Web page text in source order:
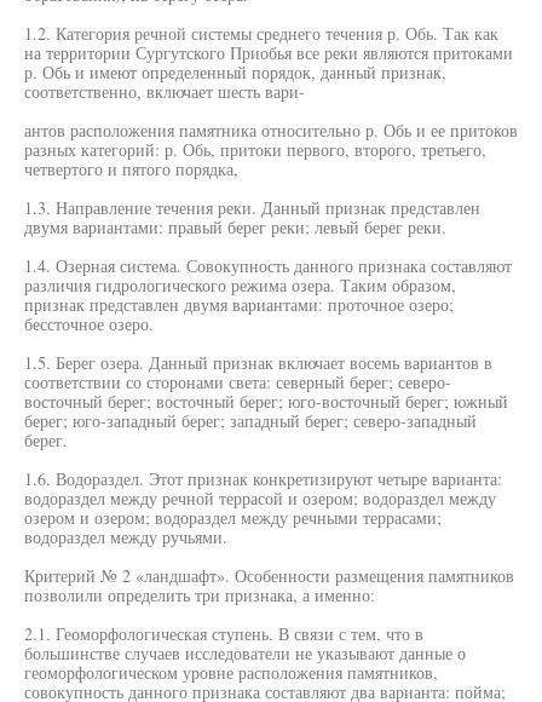
1.2. Категория речной системы среднего течения р. Обь. Так как
на территории Сургутского Приобья все реки являются притоками
р. Обь и имеют определенный порядок, данный признак,
соответственно, включает шесть вари-
антов расположения памятника относительно р. Обь и ее притоков
разных категорий: р. Обь, притоки первого, второго, третьего,
четвертого и пятого порядка,
1.3. Направление течения реки. Данный признак представлен
двумя вариантами: правый берег реки; левый берег реки.
1.4. Озерная система. Совокупность данного признака составляют
различия гидрологического режима озера. Таким образом,
признак представлен двумя вариантами: проточное озеро;
бессточное озеро.
1.5. Берег озера. Данный признак включает восемь вариантов в
соответствии со сторонами света: северный берег; северо-
восточный берег; восточный берег; юго-восточный берег; южный
берег; юго-западный берег; западный берег; северо-западный
берег.
1.6. Водораздел. Этот признак конкретизируют четыре варианта:
водораздел между речной террасой и озером; водораздел между
озером и озером; водораздел между речными террасами;
водораздел между ручьями.
Критерий № 2 «ландшафт». Особенности размещения памятников
позволили определить три признака, а именно:
2.1. Геоморфологическая ступень. В связи с тем, что в
большинстве случаев исследователи не указывают данные о
геоморфологическом уровне расположения памятников,
совокупность данного признака составляют два варианта: пойма;